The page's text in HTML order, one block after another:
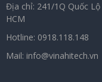
Địa chỉ: 241/1Q Quốc
HCM
Hotline: 0918.118.148
Mail: info@vinahitech.vn